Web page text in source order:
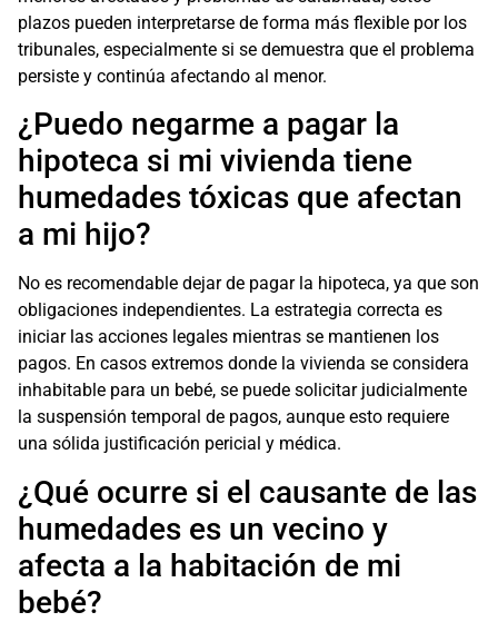
plazos pueden interpretarse de forma más flexible por los
tribunales, especialmente si se demuestra que el problema
persiste y continúa afectando al menor.
¿Puedo negarme a pagar la
hipoteca si mi vivienda tiene
humedades tóxicas que afectan
a mi hijo?
No es recomendable dejar de pagar la hipoteca, ya que son
obligaciones independientes. La estrategia correcta es
iniciar las acciones legales mientras se mantienen los
pagos. En casos extremos donde la vivienda se considera
inhabitable para un bebé, se puede solicitar judicialmente
la suspensión temporal de pagos, aunque esto requiere
una sólida justificación pericial y médica.
¿Qué ocurre si el causante de las
humedades es un vecino y
afecta a la habitación de mi
bebé?